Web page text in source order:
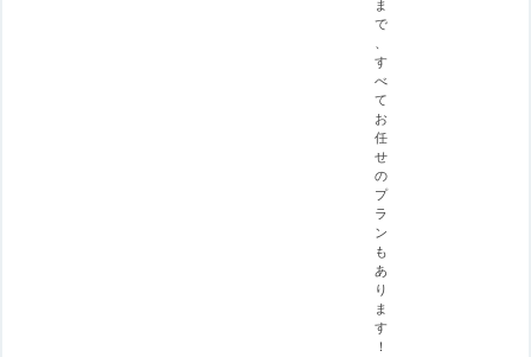
ま
で
、
す
べ
て
お
任
せ
の
プ
ラ
ン
も
あ
り
ま
す
！